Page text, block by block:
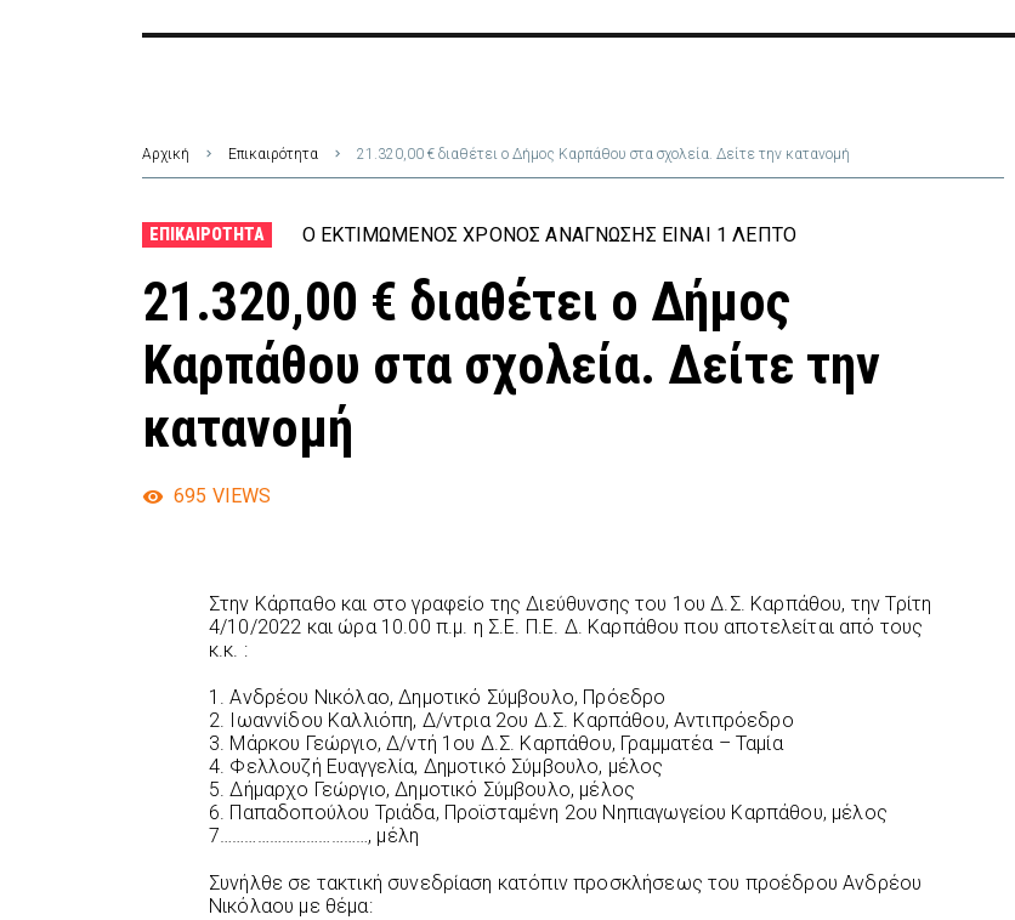
Αρχική Επικαιρότητα 21.320,00 € διαθέτει ο Δήμος Καρπάθου στα σχολεία. Δείτε την κατανομή
ΕΠΙΚΑΙΡΌΤΗΤΑ Ο ΕΚΤΙΜΏΜΕΝΟΣ ΧΡΌΝΟΣ ΑΝΆΓΝΩΣΗΣ ΕΊΝΑΙ 1 ΛΕΠΤΌ
21.320,00 € διαθέτει ο Δήμος
Καρπάθου στα σχολεία. Δείτε την
κατανομή
695 VIEWS
Στην Κάρπαθο και στο γραφείο της Διεύθυνσης του 1ου Δ.Σ. Καρπάθου, την Τρίτη
4/10/2022 και ώρα 10.00 π.μ. η Σ.Ε. Π.Ε. Δ. Καρπάθου που αποτελείται από τους
κ.κ. :
1. Ανδρέου Νικόλαο, Δημοτικό Σύμβουλο, Πρόεδρο
2. Ιωαννίδου Καλλιόπη, Δ/ντρια 2ου Δ.Σ. Καρπάθου, Αντιπρόεδρο
3. Μάρκου Γεώργιο, Δ/ντή 1ου Δ.Σ. Καρπάθου, Γραμματέα – Ταμία
4. Φελλουζή Ευαγγελία, Δημοτικό Σύμβουλο, μέλος
5. Δήμαρχο Γεώργιο, Δημοτικό Σύμβουλο, μέλος
6. Παπαδοπούλου Τριάδα, Προϊσταμένη 2ου Νηπιαγωγείου Καρπάθου, μέλος
7………………………………, μέλη
Συνήλθε σε τακτική συνεδρίαση κατόπιν προσκλήσεως του προέδρου Ανδρέου
Νικόλαου με θέμα: